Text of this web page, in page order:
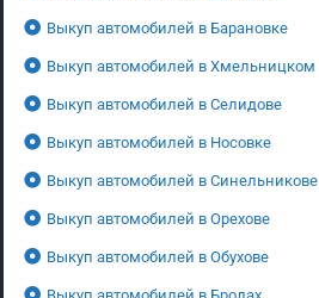
Выкуп автомобилей в Барановке
Выкуп автомобилей в Хмельницком
Выкуп автомобилей в Селидове
Выкуп автомобилей в Носовке
Выкуп автомобилей в Синельникове
Выкуп автомобилей в Орехове
Выкуп автомобилей в Обухове
Выкуп автомобилей в Бродах